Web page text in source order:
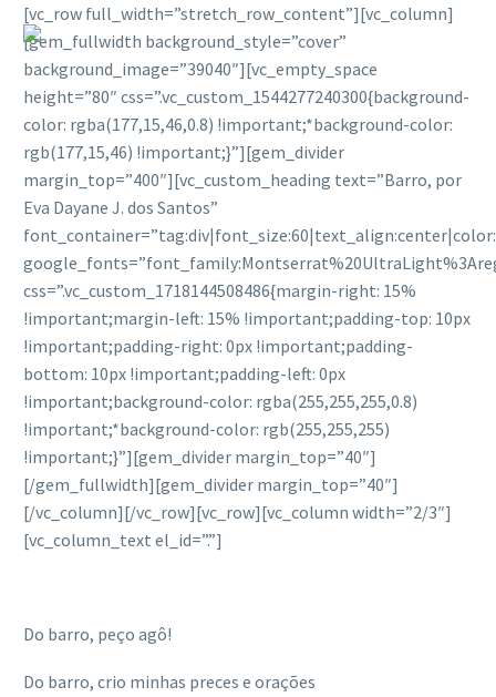
[vc_row full_width=”stretch_row_content”][vc_column]
[gem_fullwidth background_style=”cover”
background_image=”39040″][vc_empty_space
height=”80″ css=”.vc_custom_1544277240300{background-
color: rgba(177,15,46,0.8) !important;*background-color:
rgb(177,15,46) !important;}”][gem_divider
margin_top=”400″][vc_custom_heading text=”Barro, por
Eva Dayane J. dos Santos”
css=”.vc_custom_1718144508486{margin-right: 15%
!important;margin-left: 15% !important;padding-top: 10px
!important;padding-right: 0px !important;padding-
bottom: 10px !important;padding-left: 0px
!important;background-color: rgba(255,255,255,0.8)
!important;*background-color: rgb(255,255,255)
!important;}”][gem_divider margin_top=”40″]
[/gem_fullwidth][gem_divider margin_top=”40″]
[/vc_column][/vc_row][vc_row][vc_column width=”2/3″]
[vc_column_text el_id=”.”]
Do barro, peço agô!
Do barro, crio minhas preces e orações